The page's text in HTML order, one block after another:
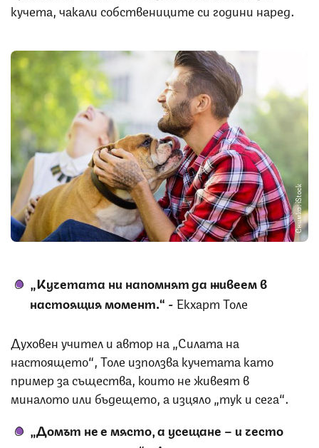
кучета, чакали собствениците си години наред.
Снимка: iStock
„Кучетата ни напомнят да живеем в
настоящия момент.“ - Екхарт Толе
Духовен учител и автор на „Силата на
настоящето“, Толе използва кучетата като
пример за същества, които не живеят в
миналото или бъдещето, а изцяло „тук и сега“.
„Домът не е място, а усещане – и често